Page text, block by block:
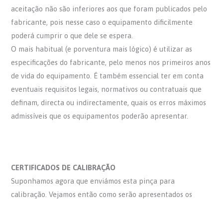
aceitação não são inferiores aos que foram publicados pelo
fabricante, pois nesse caso o equipamento dificilmente
poderá cumprir o que dele se espera.
O mais habitual (e porventura mais lógico) é utilizar as
especificações do fabricante, pelo menos nos primeiros anos
de vida do equipamento. É também essencial ter em conta
eventuais requisitos legais, normativos ou contratuais que
definam, directa ou indirectamente, quais os erros máximos
admissíveis que os equipamentos poderão apresentar.
CERTIFICADOS DE CALIBRAÇÃO
Suponhamos agora que enviámos esta pinça para
calibração. Vejamos então como serão apresentados os